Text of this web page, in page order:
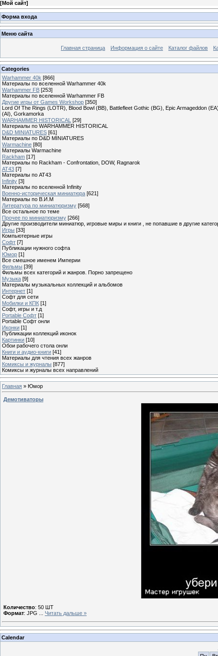
[Мой сайт]
Форма входа
Меню сайта
Главная страница Информация о сайте Каталог файлов
Categories
Warhammer 40k [866]
Материалы по вселенной Warhammer 40k
Warhammer FB [253]
Материалы по вселенной Warhammer FB
Другие игры от Games Workshop [350]
Lord Of The Rings (LOTR), Blood Bowl (BB), Battlefleet Gothic (BG), Epic Armageddon
(AI), Gorkamorka
WARHAMMER HISTORICAL [29]
Материалы по WARHAMMER HISTORICAL
D&D MINIATURES [61]
Материалы по D&D MINIATURES
Warmachine [80]
Материалы Warmachine
Rackham [17]
Материалы по Rackham - Confrontation, DOW, Ragnarok
AT43 [7]
Материалы по AT43
Infinity [3]
Материалы по вселенной Infinity
Военно-историческая миниатюра [621]
Материалы по В.И.М
Литература по миниатюризму [568]
Все остальное по теме
Прочее по миниатюризму [266]
Другие производители миниатюр, игровые миры и книги , не попавшие в другие
Игры [33]
Компьютерные игры
Софт [7]
Публикации нужного софта
Юмор [1]
Все смешное именем Империи
Фильмы [39]
Фильмы всех категорий и жанров. Порно запрещено
Музыка [9]
Материалы музыкальных коллекций и альбомов
Интернет [1]
Софт для сети
Мобилки и КПК [1]
Софт, игры и т.д
Portable Софт [1]
Portable Софт онли
Иконки [1]
Публикации коллекций иконок
Картинки [10]
Обои рабочего стола онли
Книги и аудио-книги [41]
Материалы для чтения всех жанров
Комиксы и журналы [877]
Комиксы и журналы всех направлений
Главная » Юмор
Демотиваторы
Количество: 50 ШТ
Формат: JPG Читать дальше »
Calendar